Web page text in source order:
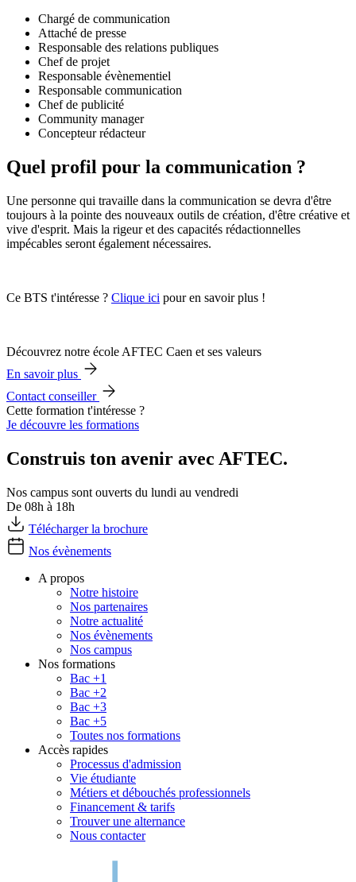
Chargé de communication
Attaché de presse
Responsable des relations publiques
Chef de projet
Responsable évènementiel
Responsable communication
Chef de publicité
Community manager
Concepteur rédacteur
Quel profil pour la communication ?
Une personne qui travaille dans la communication se devra d'être
toujours à la pointe des nouveaux outils de création, d'être créative et
vive d'esprit. Mais la rigeur et des capacités rédactionnelles
impécables seront également nécessaires.
Ce BTS t'intéresse ? Clique ici pour en savoir plus !
Découvrez notre école AFTEC Caen et ses valeurs
En savoir plus
Contact conseiller
Cette formation t'intéresse ?
Je découvre les formations
Construis ton avenir avec AFTEC.
Nos campus sont ouverts du lundi au vendredi
De 08h à 18h
Télécharger la brochure
Nos évènements
A propos
Notre histoire
Nos partenaires
Notre actualité
Nos évènements
Nos campus
Nos formations
Bac +1
Bac +2
Bac +3
Bac +5
Toutes nos formations
Accès rapides
Processus d'admission
Vie étudiante
Métiers et débouchés professionnels
Financement & tarifs
Trouver une alternance
Nous contacter